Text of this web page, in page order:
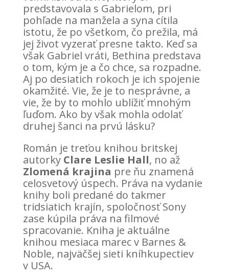
predstavovala s Gabrielom, pri
pohľade na manžela a syna cítila
istotu, že po všetkom, čo prežila, má
jej život vyzerať presne takto. Keď sa
však Gabriel vráti, Bethina predstava
o tom, kým je a čo chce, sa rozpadne.
Aj po desiatich rokoch je ich spojenie
okamžité. Vie, že je to nesprávne, a
vie, že by to mohlo ublížiť mnohým
ľuďom. Ako by však mohla odolať
druhej šanci na prvú lásku?
Román je treťou knihou britskej
autorky Clare Leslie Hall, no až
Zlomená krajina pre ňu znamená
celosvetový úspech. Práva na vydanie
knihy boli predané do takmer
tridsiatich krajín, spoločnosť Sony
zase kúpila práva na filmové
spracovanie. Kniha je aktuálne
knihou mesiaca marec v Barnes &
Noble, najväčšej sieti kníhkupectiev
v USA.